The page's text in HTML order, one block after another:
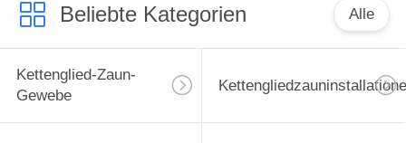
Beliebte Kategorien Alle
Kettenglied-Zaun-
Gewebe